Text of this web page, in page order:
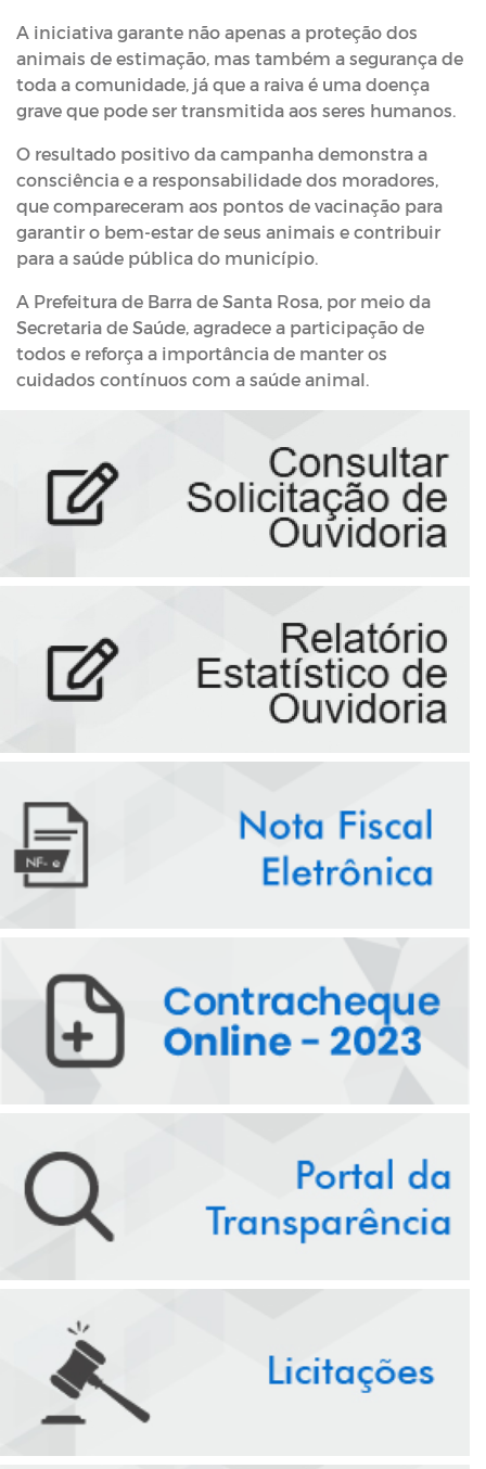
A iniciativa garante não apenas a proteção dos
animais de estimação, mas também a segurança de
toda a comunidade, já que a raiva é uma doença
grave que pode ser transmitida aos seres humanos.
O resultado positivo da campanha demonstra a
consciência e a responsabilidade dos moradores,
que compareceram aos pontos de vacinação para
garantir o bem-estar de seus animais e contribuir
para a saúde pública do município.
A Prefeitura de Barra de Santa Rosa, por meio da
Secretaria de Saúde, agradece a participação de
todos e reforça a importância de manter os
cuidados contínuos com a saúde animal.